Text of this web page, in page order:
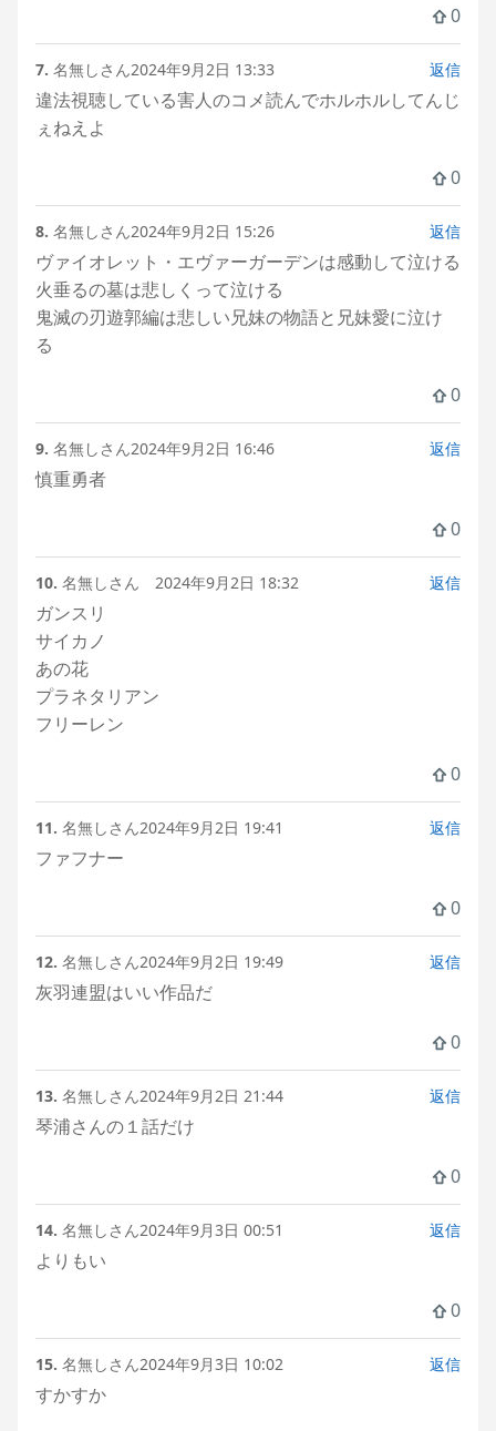
0
7. 名無しさん2024年9月2日 13:33 返信
違法視聴している害人のコメ読んでホルホルしてんじ
ぇねえよ
0
8. 名無しさん2024年9月2日 15:26 返信
ヴァイオレット・エヴァーガーデンは感動して泣ける
火垂るの墓は悲しくって泣ける
鬼滅の刃遊郭編は悲しい兄妹の物語と兄妹愛に泣け
る
0
9. 名無しさん2024年9月2日 16:46 返信
慎重勇者
0
10. 名無しさん 2024年9月2日 18:32 返信
ガンスリ
サイカノ
あの花
プラネタリアン
フリーレン
0
11. 名無しさん2024年9月2日 19:41 返信
ファフナー
0
12. 名無しさん2024年9月2日 19:49 返信
灰羽連盟はいい作品だ
0
13. 名無しさん2024年9月2日 21:44 返信
琴浦さんの１話だけ
0
14. 名無しさん2024年9月3日 00:51 返信
よりもい
0
15. 名無しさん2024年9月3日 10:02 返信
すかすか